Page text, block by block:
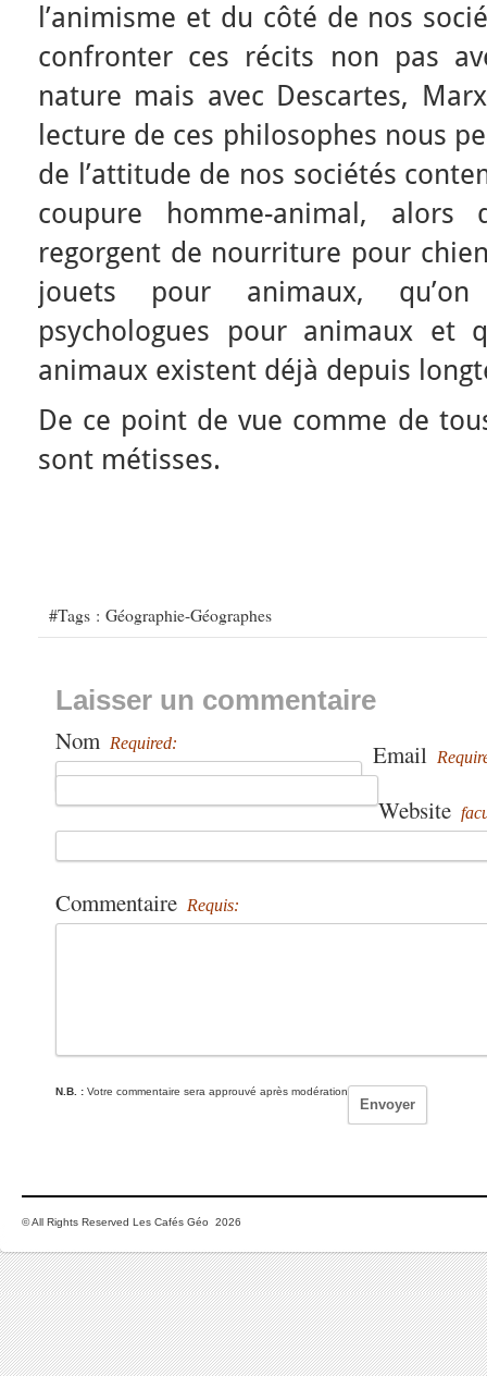
l’animisme et du côté de nos
confronter ces récits non pas
nature mais avec Descartes,
lecture de ces philosophes nous
de l’attitude de nos sociétés
coupure homme-animal, alors
regorgent de nourriture pour
jouets pour animaux,
psychologues pour animaux et
animaux existent déjà depuis
De ce point de vue comme de
sont métisses.
#Tags : Géographie-Géographes
Laisser un commentaire
Nom Required: Email
Website
Commentaire Requis:
N.B. : Votre commentaire sera approuvé après modération
© All Rights Reserved Les Cafés Géo 2026